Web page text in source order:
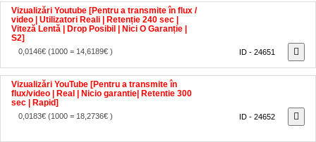
video | Utilizatori Reali | Retenție 240 sec |
Viteză Lentă | Drop Posibil | Nici O Garanție |
S2]
0,0146€
Vizualizări YouTube [Pentru a transmite în
flux/video | Real | Nicio garantie| Retentie 300
sec | Rapid]
0,0183€(1000 = 18,2736€ )